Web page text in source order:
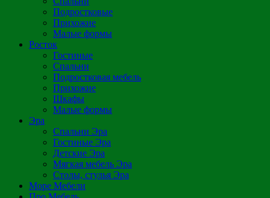
Подростковые
Прихожие
Малые формы
Росток
Гостиные
Спальни
Подростковая мебель
Прихожие
Шкафы
Малые формы
Эра
Спальни Эра
Гостиные Эра
Детские Эра
Мягкая мебель Эра
Столы, стулья Эра
Море Мебели